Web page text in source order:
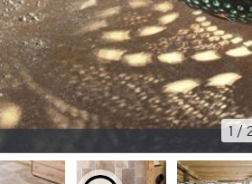
dlažby
dlažby
Dlažební
Dlažební
Dlažební
Sádrová tyč
bloky z ruly
bloky z vápence
Zdicí
Zdicí
Zdicí
Vnější
1 /